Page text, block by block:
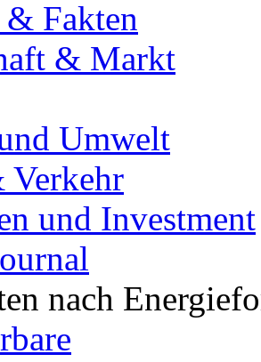
Fakten
& Markt
Umwelt
und Investment
nach